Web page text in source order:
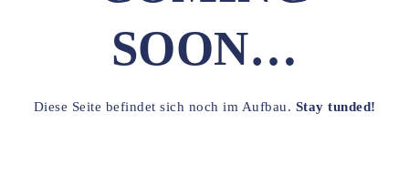
SOON…
Diese Seite befindet sich noch im Aufbau. Stay tunded!